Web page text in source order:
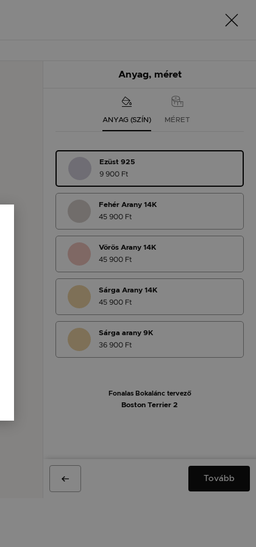
Anyag, méret
ANYAG (SZÍN) MÉRET
Ezüst 925
9 900 Ft
Fehér Arany 14K
45 900 Ft
Vörös Arany 14K
45 900 Ft
Sárga Arany 14K
45 900 Ft
Sárga arany 9K
36 900 Ft
Fonalas Bokalánc tervező
Boston Terrier 2
Tovább